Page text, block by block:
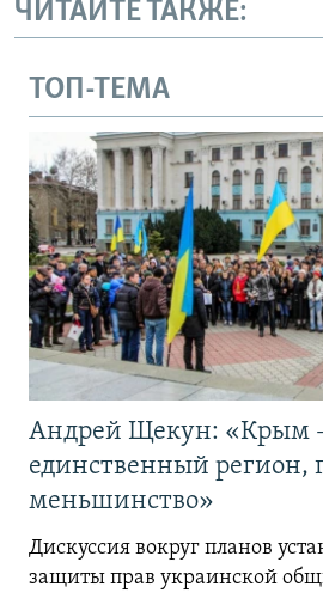
ЧИТАЙТЕ ТАКЖЕ:
ТОП-ТЕМА
Андрей Щекун: «Крым
единственный регион,
меньшинство»
Дискуссия вокруг планов
защиты прав украинской